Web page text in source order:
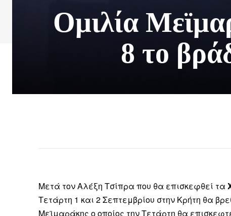
Ομιλία
8 το
Μετά τον Αλέξη Τσίπρα που θα επισκεφθεί τα
Τετάρτη 1 και 2 Σεπτεμβρίου στην Κρήτη θα
Μεϊμαράκης ο οποίος την Τετάρτη θα